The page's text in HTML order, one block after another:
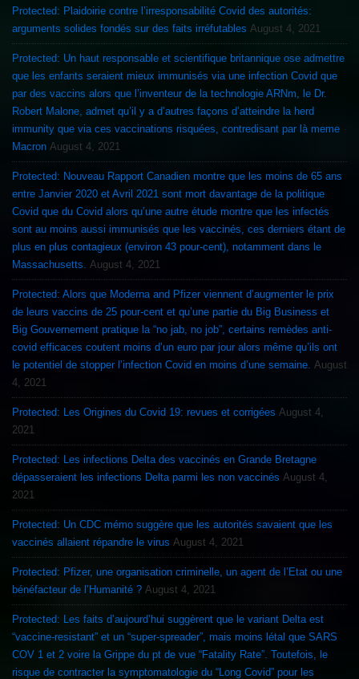
Protected: Plaidoirie contre l’irresponsabilité Covid des autorités:
arguments solides fondés sur des faits irréfutables August 4, 2021
Protected: Un haut responsable et scientifique britannique ose admettre
que les enfants seraient mieux immunisés via une infection Covid que
par des vaccins alors que l’inventeur de la technologie ARNm, le Dr.
Robert Malone, admet qu’il y a d’autres façons d’atteindre la herd
immunity que via ces vaccinations risquées, contredisant par là meme
Macron August 4, 2021
Protected: Nouveau Rapport Canadien montre que les moins de 65 ans
entre Janvier 2020 et Avril 2021 sont mort davantage de la politique
Covid que du Covid alors qu’une autre étude montre que les infectés
sont au moins aussi immunisés que les vaccinés, ces derniers étant de
plus en plus contagieux (environ 43 pour-cent), notamment dans le
Massachusetts.
August 4, 2021
Protected: Alors que Moderna and Pfizer viennent d’augmenter le prix
de leurs vaccins de 25 pour-cent et qu’une partie du Big Business et
Big Gouvernement pratique la “no jab, no job”, certains remèdes anti-
covid efficaces coutent moins d’un euro par jour alors même qu’ils ont
le potentiel de stopper l’infection Covid en moins d’une semaine. August
4, 2021
Protected: Les Origines du Covid 19: revues et corrigées August 4,
2021
Protected: Les infections Delta des vaccinés en Grande Bretagne
dépasseraient les infections Delta parmi les non vaccinés August 4,
2021
Protected: Un CDC mémo suggère que les autorités savaient que les
vaccinés allaient répandre le virus August 4, 2021
Protected: Pfizer, une organisation criminelle, un agent de l’Etat ou une
bénéfacteur de l’Humanité ? August 4, 2021
Protected: Les faits d’aujourd’hui suggèrent que le variant Delta est
“vaccine-resistant” et un “super-spreader”, mais moins létal que SARS
COV 1 et 2 voire la Grippe du pt de vue “Fatality Rate”. Toutefois, le
risque de contracter la symptomatologie du “Long Covid” pour les